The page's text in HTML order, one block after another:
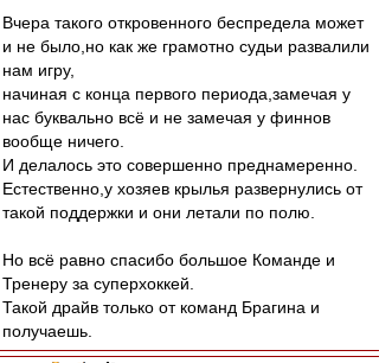
Вчера такого откровенного беспредела может
и не было,но как же грамотно судьи развалили
нам игру,
начиная с конца первого периода,замечая у
нас буквально всё и не замечая у финнов
вообще ничего.
И делалось это совершенно преднамеренно.
Естественно,у хозяев крылья развернулись от
такой поддержки и они летали по полю.
Но всё равно спасибо большое Команде и
Тренеру за суперхоккей.
Такой драйв только от команд Брагина и
получаешь.